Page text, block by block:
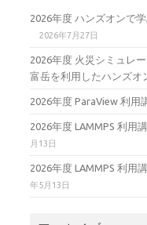
2026年度 ハンズオンで
2026年7月27日
2026年度 火災シミュレ
富岳を利用したハンズオ
2026年度 ParaView 利用
2026年度 LAMMPS 利用
月13日
2026年度 LAMMPS 利用
年5月13日